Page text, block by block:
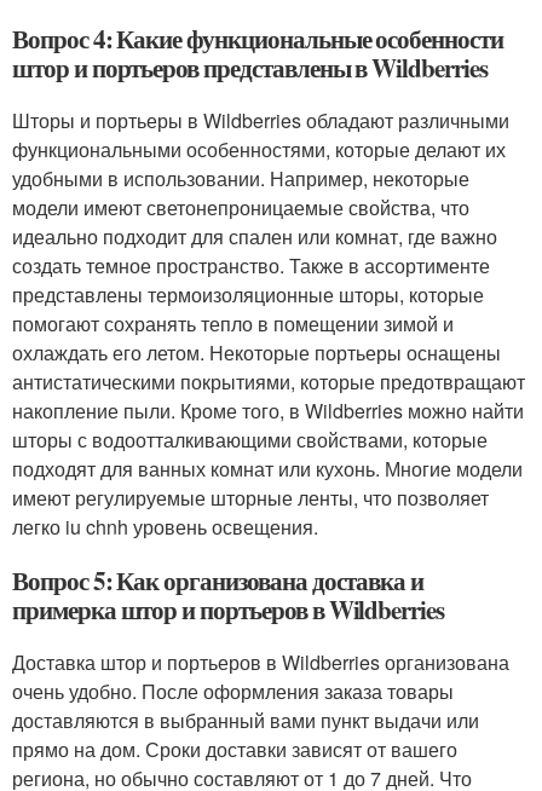
Вопрос 4: Какие функциональные особенности
штор и портьеров представлены в Wildberries
Шторы и портьеры в Wildberries обладают различными
функциональными особенностями, которые делают их
удобными в использовании. Например, некоторые
модели имеют светонепроницаемые свойства, что
идеально подходит для спален или комнат, где важно
создать темное пространство. Также в ассортименте
представлены термоизоляционные шторы, которые
помогают сохранять тепло в помещении зимой и
охлаждать его летом. Некоторые портьеры оснащены
антистатическими покрытиями, которые предотвращают
накопление пыли. Кроме того, в Wildberries можно найти
шторы с водоотталкивающими свойствами, которые
подходят для ванных комнат или кухонь. Многие модели
имеют регулируемые шторные ленты, что позволяет
легко iu chnh уровень освещения.
Вопрос 5: Как организована доставка и
примерка штор и портьеров в Wildberries
Доставка штор и портьеров в Wildberries организована
очень удобно. После оформления заказа товары
доставляются в выбранный вами пункт выдачи или
прямо на дом. Сроки доставки зависят от вашего
региона, но обычно составляют от 1 до 7 дней. Что